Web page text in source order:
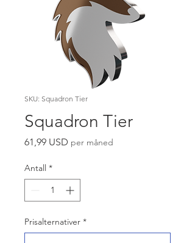
SKU: Squadron Tier
Squadron Tier
61,99 USD Pris
per måned
Antall *
Prisalternativer *